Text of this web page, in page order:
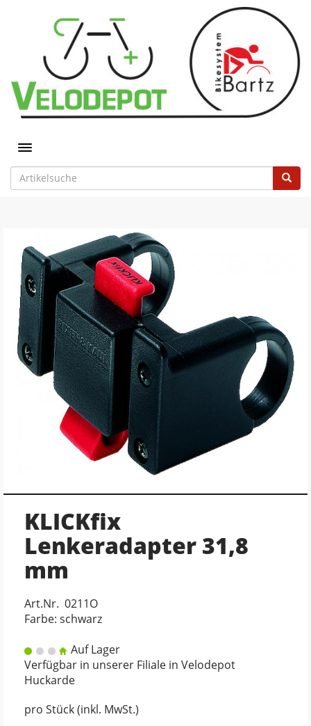
Toggle navigation
KLICKfix
Lenkeradapter 31,8
mm
Art.Nr. 0211O
Farbe: schwarz
Auf Lager
Verfügbar in unserer Filiale in Velodepot
Huckarde
pro Stück (inkl. MwSt.)